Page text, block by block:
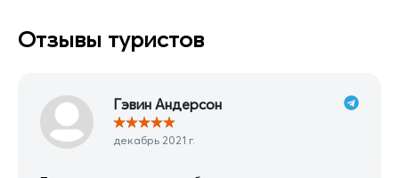
Отзывы туристов
Гэвин Андерсон
★★★★★
декабрь 2021 г.